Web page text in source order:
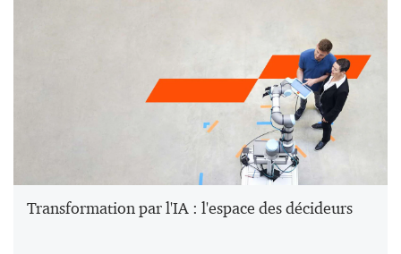
Transformation par l'IA : l'espace des décideurs